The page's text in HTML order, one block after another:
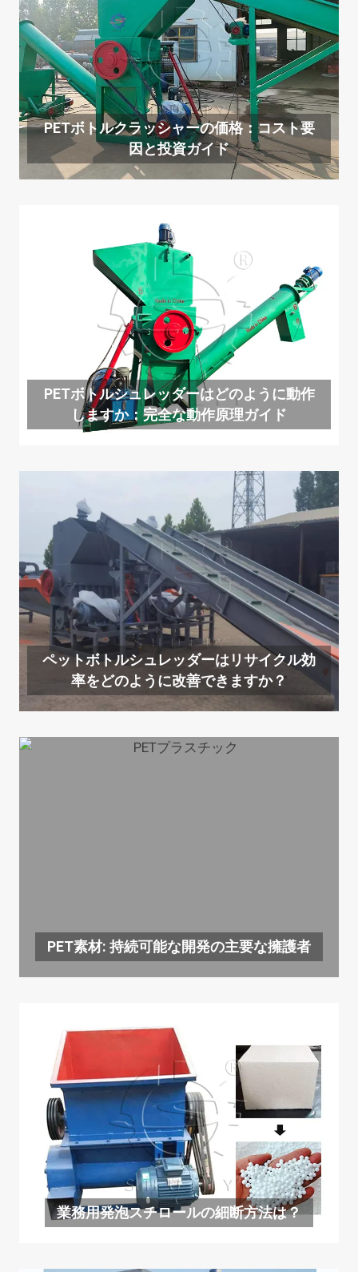
PETボトルクラッシャーの価格：コスト要
因と投資ガイド
PETボトルシュレッダーはどのように動作
しますか：完全な動作原理ガイド
ペットボトルシュレッダーはリサイクル効
率をどのように改善できますか？
PET素材: 持続可能な開発の主要な擁護者
業務用発泡スチロールの細断方法は？